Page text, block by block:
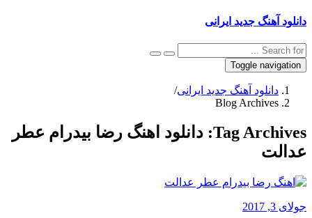
دانلود آهنگ جدید ایرانی
Toggle navigation
دانلود آهنگ جدید ایرانی/
Blog Archives
Tag Archives: دانلود اهنگ رضا بیدرام عطر
عدالت
جولای 3, 2017